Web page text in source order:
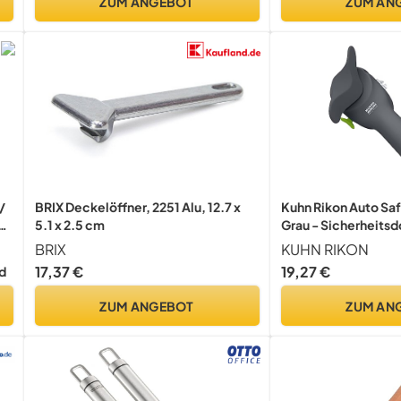
BRIX Deckelöffner, 2251 Alu, 12.7 x
5.1 x 2.5 cm
BRIX
17,37 €
ZUM ANGEBOT
Kuhn Rikon Auto
Grau -
KUHN RIKON
19,27 €
ZUM